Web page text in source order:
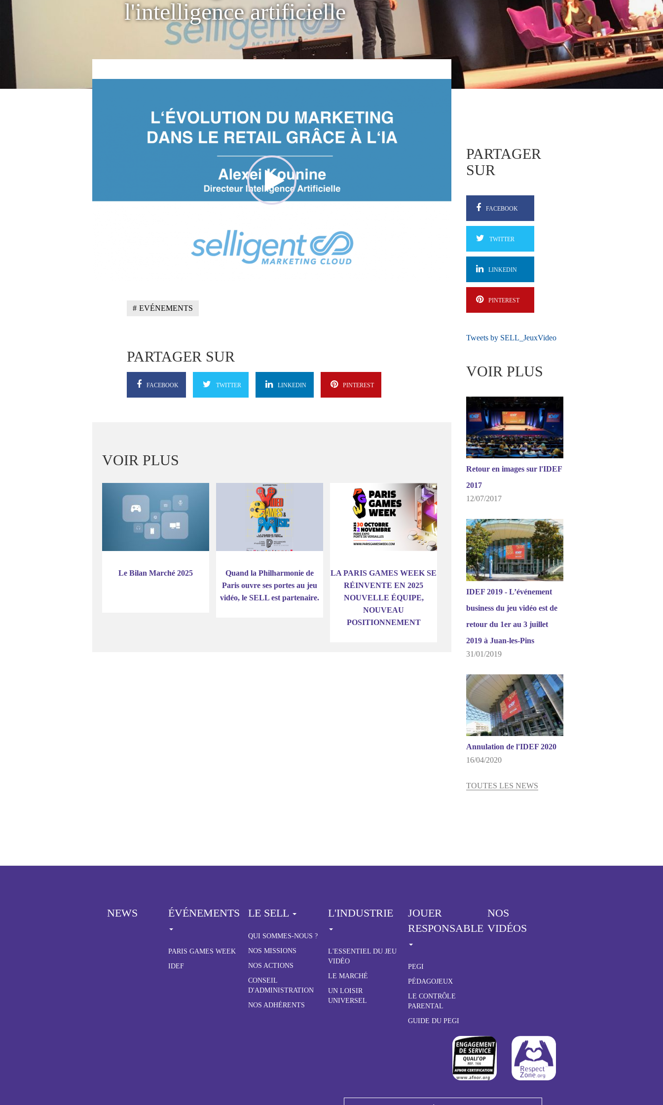
l'intelligence artificielle
EVÉNEMENTS
PARTAGER SUR
FACEBOOK TWITTER LINKEDIN PINTEREST
VOIR PLUS
Le Bilan Marché 2025
Quand la Philharmonie de
Paris ouvre ses portes au jeu
vidéo, le SELL est partenaire.
LA PARIS GAMES WEEK SE
RÉINVENTE EN 2025
NOUVELLE ÉQUIPE,
NOUVEAU
POSITIONNEMENT
PARTAGER
SUR
FACEBOOK
TWITTER
LINKEDIN
PINTEREST
Tweets by SELL_JeuxVideo
VOIR PLUS
Retour en images sur l'IDEF
2017
12/07/2017
IDEF 2019 - L’événement
business du jeu vidéo est de
retour du 1er au 3 juillet
2019 à Juan-les-Pins
31/01/2019
Annulation de l'IDEF 2020
16/04/2020
TOUTES LES NEWS
Menu
NEWS ÉVÉNEMENTS
PARIS GAMES WEEK
IDEF
LE SELL
QUI SOMMES-NOUS ?
NOS MISSIONS
NOS ACTIONS
CONSEIL
D'ADMINISTRATION
NOS ADHÉRENTS
L'INDUSTRIE
L'ESSENTIEL DU JEU
VIDÉO
LE MARCHÉ
UN LOISIR
UNIVERSEL
JOUER
RESPONSABLE
PEGI
PÉDAGOJEUX
LE CONTRÔLE
PARENTAL
GUIDE DU PEGI
NOS
VIDÉOS
http://www.afnor.org